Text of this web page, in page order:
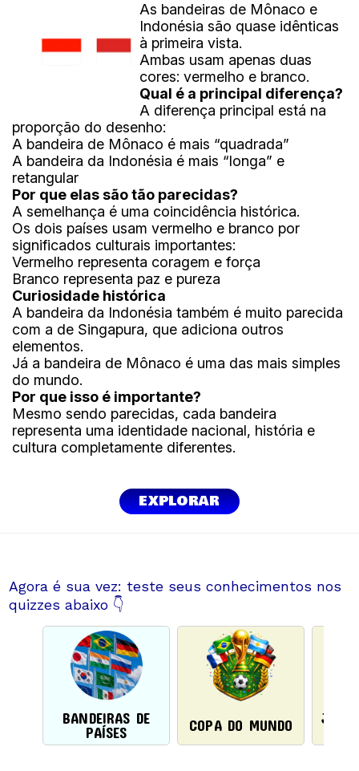
As bandeiras de Mônaco e
Indonésia são quase idênticas
à primeira vista.
Ambas usam apenas duas
cores: vermelho e branco.
Qual é a principal diferença?
A diferença principal está na
proporção do desenho:
A bandeira de Mônaco é mais “quadrada”
A bandeira da Indonésia é mais “longa” e
retangular
Por que elas são tão parecidas?
A semelhança é uma coincidência histórica.
Os dois países usam vermelho e branco por
significados culturais importantes:
Vermelho representa coragem e força
Branco representa paz e pureza
Curiosidade histórica
A bandeira da Indonésia também é muito parecida
com a de Singapura, que adiciona outros
elementos.
Já a bandeira de Mônaco é uma das mais simples
do mundo.
Por que isso é importante?
Mesmo sendo parecidas, cada bandeira
representa uma identidade nacional, história e
cultura completamente diferentes.
EXPLORAR
Agora é sua vez: teste seus conhecimentos nos
quizzes abaixo 👇
BANDEIRAS DE
PAÍSES
COPA DO MUNDO